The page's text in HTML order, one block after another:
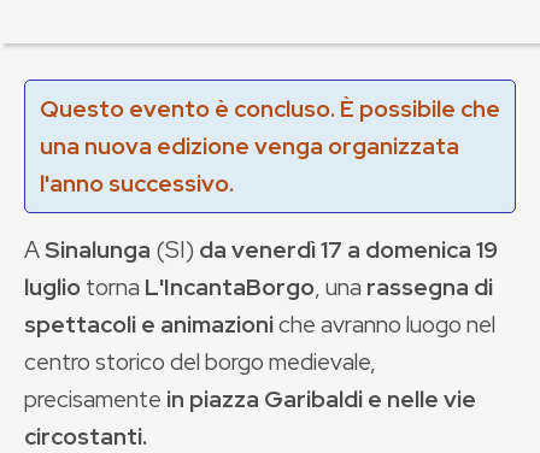
Questo evento è concluso. È possibile che
una nuova edizione venga organizzata
l'anno successivo.
ASinalunga (SI) da venerdì 17 a domenica 19
lugliotorna L'IncantaBorgo, una rassegna di
spettacoli e animazioniche avranno luogo nel
centro storico del borgo medievale,
precisamente in piazza Garibaldi e nelle vie
circostanti.